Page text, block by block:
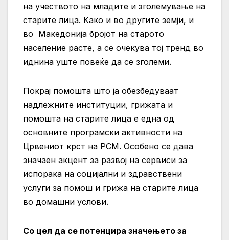
на учеството на младите и зголемување на
старите лица. Како и во другите земји, и
во Македонија бројот на старото
население расте, а се очекува тој тренд во
иднина уште повеќе да се зголеми.
Покрај помошта што ја обезбедуваат
надлежните институции, грижата и
помошта на старите лица е една од
основните програмски активности на
Црвениот крст на РСМ. Особено се дава
значаен акцент за развој на сервиси за
испорака на социјални и здравствени
услуги за помош и грижа на старите лица
во домашни услови.
Со цел да се потенцира значењето за